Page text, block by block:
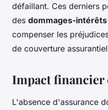
défaillant. Ces derniers
des dommages-
compenser les
de couverture
Impact financier
L'absence d'assurance